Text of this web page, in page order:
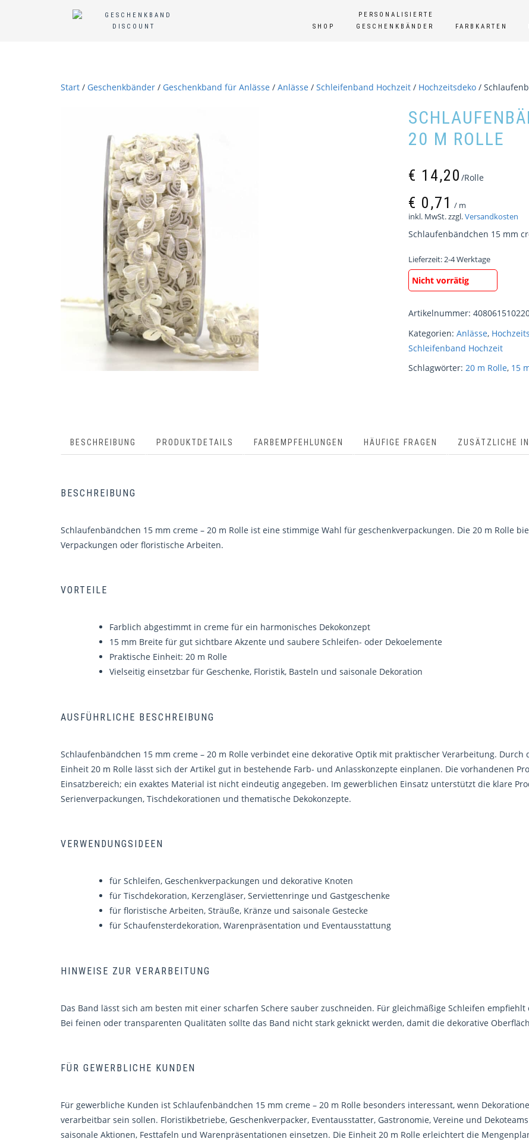
SHOP
PERSONALISIERTE
GESCHENKBÄNDER
FARBKARTEN
Start / Geschenkbänder / Geschenkband für Anlässe / Anlässe / Schleifenband Hochzeit / Hochzeitsdeko /
20 M ROLLE
€ 14,20 /Rolle
€ 0,71 / m
inkl. MwSt.zzgl.Versandkosten
Schlaufenbändchen 15 mm
Lieferzeit:2-4 Werktage
Nicht vorrätig
Artikelnummer:
Kategorien: Anlässe,
Schleifenband Hochzeit
Schlagwörter: 20 m Rolle, 15
BESCHREIBUNG PRODUKTDETAILS FARBEMPFEHLUNGEN HÄUFIGE FRAGEN ZUSÄTZLICHE
BESCHREIBUNG
Schlaufenbändchen 15 mm creme – 20 m Rolle ist eine stimmige Wahl für geschenkverpackungen. Die 20 m Rolle
Verpackungen oder floristische Arbeiten.
VORTEILE
Farblich abgestimmt in creme für ein harmonisches Dekokonzept
15 mm Breite für gut sichtbare Akzente und saubere Schleifen- oder Dekoelemente
Praktische Einheit: 20 m Rolle
Vielseitig einsetzbar für Geschenke, Floristik, Basteln und saisonale Dekoration
AUSFÜHRLICHE BESCHREIBUNG
Schlaufenbändchen 15 mm creme – 20 m Rolle verbindet eine dekorative Optik mit praktischer Verarbeitung.
Einheit 20 m Rolle lässt sich der Artikel gut in bestehende Farb- und Anlasskonzepte einplanen. Die vorhandenen
Einsatzbereich; ein exaktes Material ist nicht eindeutig angegeben. Im gewerblichen Einsatz unterstützt die klare
Serienverpackungen, Tischdekorationen und thematische Dekokonzepte.
VERWENDUNGSIDEEN
für Schleifen, Geschenkverpackungen und dekorative Knoten
für Tischdekoration, Kerzengläser, Serviettenringe und Gastgeschenke
für floristische Arbeiten, Sträuße, Kränze und saisonale Gestecke
für Schaufensterdekoration, Warenpräsentation und Eventausstattung
HINWEISE ZUR VERARBEITUNG
Das Band lässt sich am besten mit einer scharfen Schere sauber zuschneiden. Für gleichmäßige Schleifen
Bei feinen oder transparenten Qualitäten sollte das Band nicht stark geknickt werden, damit die dekorative
FÜR GEWERBLICHE KUNDEN
Für gewerbliche Kunden ist Schlaufenbändchen 15 mm creme – 20 m Rolle besonders interessant, wenn
verarbeitbar sein sollen. Floristikbetriebe, Geschenkverpacker, Eventausstatter, Gastronomie, Vereine und
saisonale Aktionen, Festtafeln und Warenpräsentationen einsetzen. Die Einheit 20 m Rolle erleichtert die